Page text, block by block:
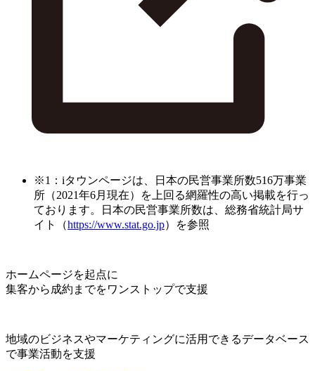
※1：iタウンページは、日本の民営事業所数516万事業
所（2021年6月現在）を上回る網羅性の高い掲載を行っ
ております。日本の民営事業所数は、総務省統計局サ
イト（https://www.stat.go.jp）を参照
ホームページを起点に
集客から成約までをワンストップで支援
地域のビジネスやマーケティングに活用できるデータベース
で事業活動を支援